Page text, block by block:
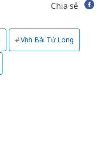
Chia sẻ
Vịnh Bái Tử Long